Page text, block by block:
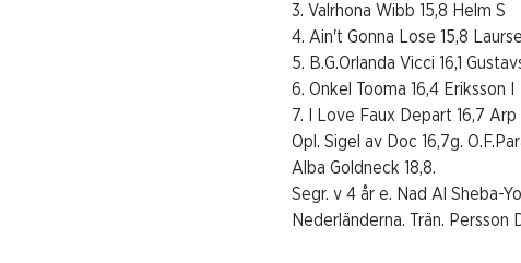
3. Valrhona Wibb 15,8 Helm S
4. Ain't Gonna Lose 15,8
5. B.G.Orlanda Vicci 16,1
6. Onkel Tooma 16,4 Eriksson I
7. I Love Faux Depart 16,7 Arp
Opl. Sigel av Doc 16,7g.
Alba Goldneck 18,8.
Segr. v 4 år e. Nad Al Sheba-
Nederländerna. Trän. Persson